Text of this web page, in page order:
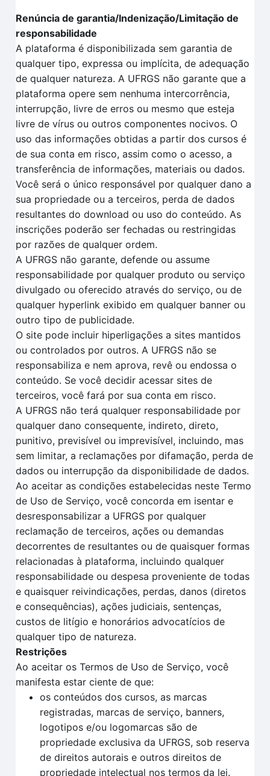
Renúncia de garantia/Indenização/Limitação de
responsabilidade
A plataforma é disponibilizada sem garantia de
qualquer tipo, expressa ou implícita, de adequação
de qualquer natureza. A UFRGS não garante que a
plataforma opere sem nenhuma intercorrência,
interrupção, livre de erros ou mesmo que esteja
livre de vírus ou outros componentes nocivos. O
uso das informações obtidas a partir dos cursos é
de sua conta em risco, assim como o acesso, a
transferência de informações, materiais ou dados.
Você será o único responsável por qualquer dano a
sua propriedade ou a terceiros, perda de dados
resultantes do download ou uso do conteúdo. As
inscrições poderão ser fechadas ou restringidas
por razões de qualquer ordem.
A UFRGS não garante, defende ou assume
responsabilidade por qualquer produto ou serviço
divulgado ou oferecido através do serviço, ou de
qualquer hyperlink exibido em qualquer banner ou
outro tipo de publicidade.
O site pode incluir hiperligações a sites mantidos
ou controlados por outros. A UFRGS não se
responsabiliza e nem aprova, revê ou endossa o
conteúdo. Se você decidir acessar sites de
terceiros, você fará por sua conta em risco.
A UFRGS não terá qualquer responsabilidade por
qualquer dano consequente, indireto, direto,
punitivo, previsível ou imprevisível, incluindo, mas
sem limitar, a reclamações por difamação, perda de
dados ou interrupção da disponibilidade de dados.
Ao aceitar as condições estabelecidas neste Termo
de Uso de Serviço, você concorda em isentar e
desresponsabilizar a UFRGS por qualquer
reclamação de terceiros, ações ou demandas
decorrentes de resultantes ou de quaisquer formas
relacionadas à plataforma, incluindo qualquer
responsabilidade ou despesa proveniente de todas
e quaisquer reivindicações, perdas, danos (diretos
e consequências), ações judiciais, sentenças,
custos de litígio e honorários advocatícios de
qualquer tipo de natureza.
Restrições
Ao aceitar os Termos de Uso de Serviço, você
manifesta estar ciente de que:
os conteúdos dos cursos, as marcas
registradas, marcas de serviço, banners,
logotipos e/ou logomarcas são de
propriedade exclusiva da UFRGS, sob reserva
de direitos autorais e outros direitos de
propriedade intelectual nos termos da lei.